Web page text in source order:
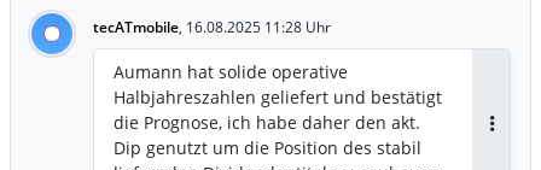
tecATmobile, 16.08.2025 11:28 Uhr
Aumann hat solide operative
Halbjahreszahlen geliefert und bestätigt
die Prognose, ich habe daher den akt.
Dip genutzt um die Position des stabil